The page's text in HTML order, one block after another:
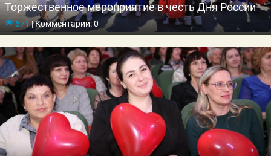
Торжественное мероприятие в честь Дня России
571|Комментарии: 0